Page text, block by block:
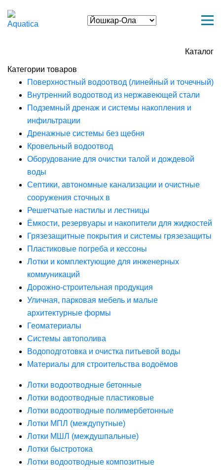
Каталог
Категории товаров
Поверхностный водоотвод (линейный и точечный)
Внутренний водоотвод из нержавеющей стали
Подземный дренаж и системы накопления и
инфильтрации
Дренажные системы без щебня
Кровельный водоотвод
Оборудование для очистки талой и дождевой
воды
Септики, автономные канализации и очистные
сооружения сточных в
Решетчатые настилы и лестницы
Ёмкости, резервуары и накопители для жидкостей
Грязезащитные покрытия и системы грязезащиты
Пластиковые погреба и кессоны
Лотки и комплектующие для инженерных
коммуникаций
Дорожно-строительная продукция
Уличная, парковая мебель и малые
архитектурные формы
Геоматериалы
Системы автополива
Водоподготовка и очистка питьевой воды
Материалы для строительства водоёмов
Лотки водоотводные бетонные
Лотки водоотводные пластиковые
Лотки водоотводные полимербетонные
Лотки МПЛ (междупутные)
Лотки МШЛ (междушпальные)
Лотки быстротока
Лотки водоотводные композитные